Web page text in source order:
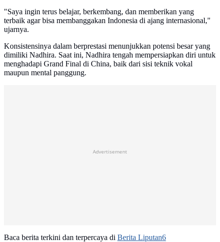
"Saya ingin terus belajar, berkembang, dan memberikan yang
terbaik agar bisa membanggakan Indonesia di ajang internasional,"
ujarnya.
Konsistensinya dalam berprestasi menunjukkan potensi besar yang
dimiliki Nadhira. Saat ini, Nadhira tengah mempersiapkan diri untuk
menghadapi Grand Final di China, baik dari sisi teknik vokal
maupun mental panggung.
Advertisement
Baca berita terkini dan terpercaya di Berita Liputan6